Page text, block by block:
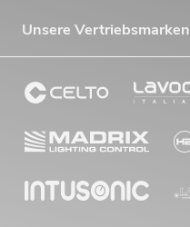
Unsere Vertriebsmarken